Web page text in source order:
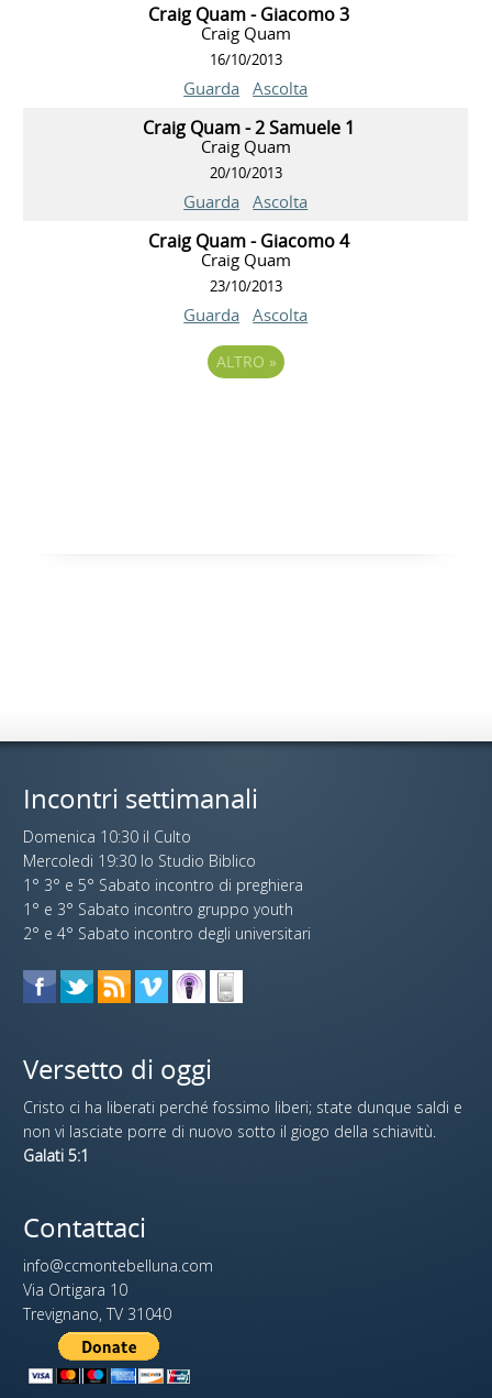
Craig Quam - Giacomo 3
Craig Quam
16/10/2013
Guarda Ascolta
Craig Quam - 2 Samuele 1
Craig Quam
20/10/2013
Guarda Ascolta
Craig Quam - Giacomo 4
Craig Quam
23/10/2013
Guarda Ascolta
ALTRO »
Incontri settimanali
Domenica 10:30 il Culto
Mercoledi 19:30 lo Studio Biblico
1° 3° e 5° Sabato incontro di preghiera
1° e 3° Sabato incontro gruppo youth
2° e 4° Sabato incontro degli universitari
Versetto di oggi
Cristo ci ha liberati perché fossimo liberi; state dunque saldi e
non vi lasciate porre di nuovo sotto il giogo della schiavitù.
Galati 5:1
Contattaci
info@ccmontebelluna.com
Via Ortigara 10
Trevignano, TV 31040